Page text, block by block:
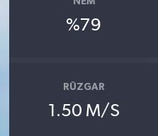
%79
RÜZGAR
1.50 M/S